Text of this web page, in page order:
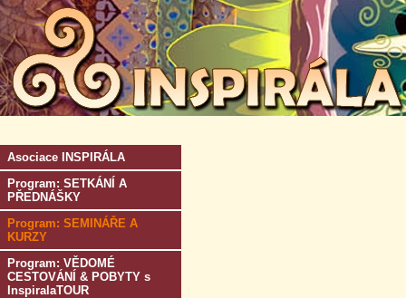
Asociace INSPIRÁLA
Program: SETKÁNÍ A
PŘEDNÁŠKY
Program: SEMINÁŘE A
KURZY
Program: VĚDOMÉ
CESTOVÁNÍ & POBYTY s
InspiralaTOUR